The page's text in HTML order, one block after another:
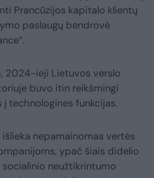
Prancūzijos kapitalo klientų
paslaugų bendrovė
2024-ieji Lietuvos verslo
buvo itin reikšmingi
technologines funkcijas.
išlieka nepamainomas vertės
ypač šiais didelio
neužtikrintumo